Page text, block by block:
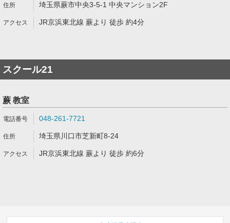
埼玉県蕨市中央3-5-1 中央マンション2F
JR京浜東北線 蕨より 徒歩 約4分
スクール21
蕨 教室
048-261-7721
埼玉県川口市芝新町8-24
JR京浜東北線 蕨より 徒歩 約6分